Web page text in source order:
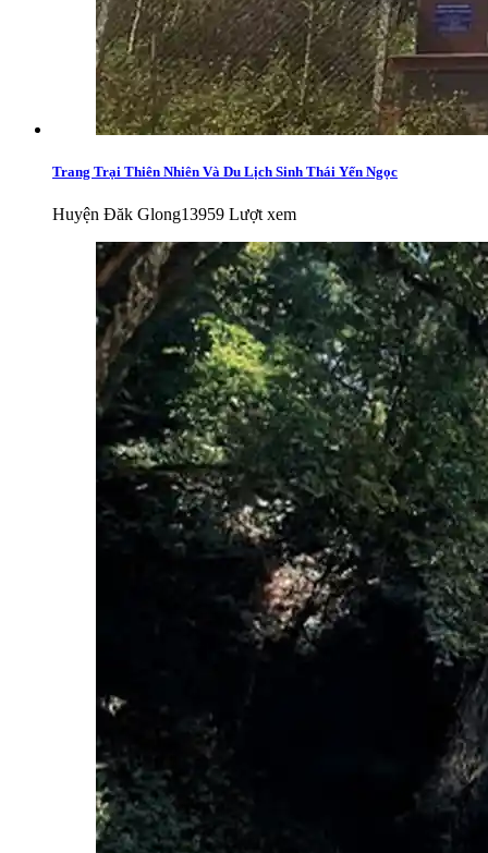
Trang Trại Thiên Nhiên Và Du Lịch Sinh Thái Yến Ngọc
Huyện Đăk Glong13959 Lượt xem